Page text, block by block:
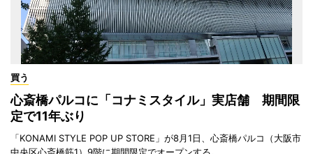
買う
心斎橋パルコに「コナミスタイル」実店舗 期間限
定で11年ぶり
「KONAMI STYLE POP UP STORE」が8月1日、心斎橋パルコ（大阪市
中央区心斎橋筋1）9階に期間限定でオープンする。